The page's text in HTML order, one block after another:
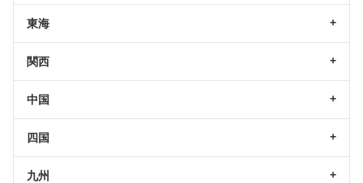
東海
関西
中国
四国
九州